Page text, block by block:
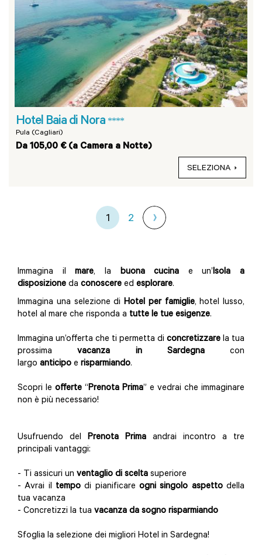
Hotel Baia di Nora ****
Pula (Cagliari)
Da 105,00 € (a Camera a Notte)
SELEZIONA
1 2
Immagina ilmare, la buona cucina e un’Isola a
disposizione da conoscere ed esplorare.
Immagina una selezione di Hotel per famiglie, hotel lusso,
hotel al mare che risponda a tutte le tue esigenze.
Immagina un’offerta che ti permetta di concretizzare la tua
prossimavacanza in Sardegnacon
largo anticipo e risparmiando.
Scopri le offerte “Prenota Prima” e vedrai che immaginare
non è più necessario!
Usufruendo del Prenota Prima andrai incontro a tre
principali vantaggi:
- Ti assicuri un ventaglio di scelta superiore
- Avrai il tempo di pianificare ogni singolo aspettodella
tua vacanza
- Concretizzi la tua vacanza da sogno risparmiando
Sfoglia la selezione dei migliori Hotel in Sardegna!